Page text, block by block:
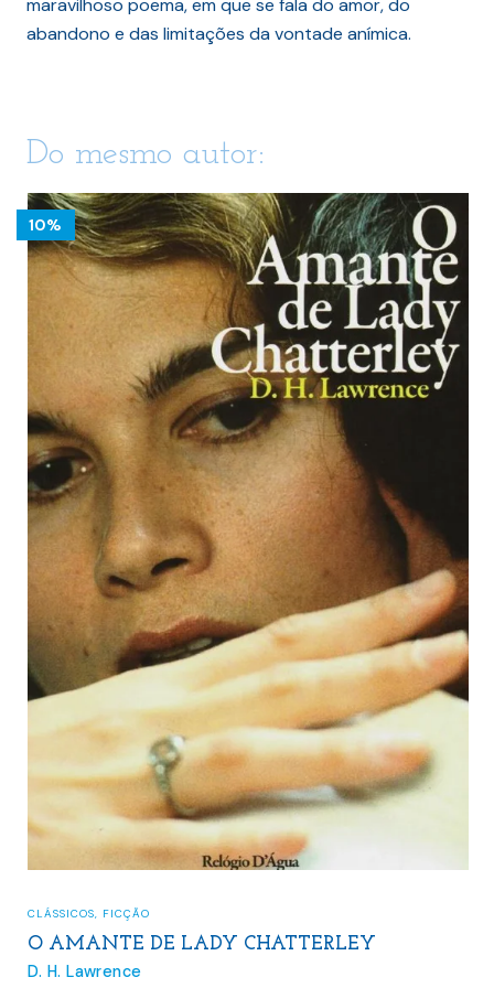
abandono e das limitações da vontade anímica.
Do mesmo autor:
10%
CLÁSSICOS, FICÇÃO
O AMANTE DE LADY CHATTERLEY
D. H. Lawrence